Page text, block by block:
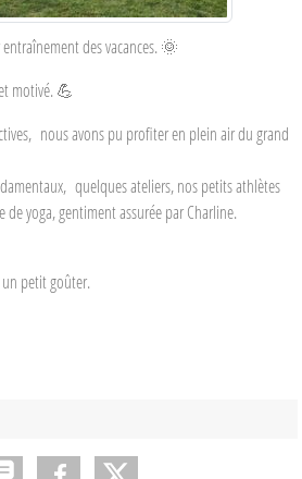
des vacances. 🌞
motivé. 💪
nous avons pu profiter en plein air du grand
quelques ateliers, nos petits athlètes
de yoga, gentiment assurée par Charline.
petit goûter.